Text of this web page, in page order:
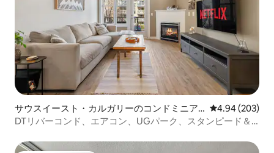
サウスイースト・カルガリーのコンドミニア
ム
レビュー203
4.94 (203)
DTリバーコンド、エアコン、UGパーク、スタンピード＆